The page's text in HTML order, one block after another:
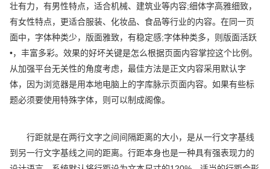
壮有力，有男性特点，适合机械、建筑业等内容;细体字高雅细致，
有女性特点，更适合服装、化妆品、食品等行业的内容。在同一页
面中，字体种类少，版面雅致，有稳定感;字体种类多，则版面活跃
•，丰富多彩。效果的好坏关键是怎么根据页面内容掌控这个比例。
从加强平台无关性的角度考虑，最佳方法是正文内容采用默认字
体，因为浏览器是用本地电脑上的字库脉示页面内容。如果有些标
题必须要使用特殊字体，则可以制成阁像。
行距就是在两行文字之间间隔距离的大小，是从一行文字基线
到另一行文字基线之间的距离。行距本身也是一种具有强表现力的